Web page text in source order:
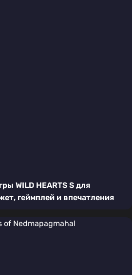
WILD HEARTS S для
геймплей и впечатления